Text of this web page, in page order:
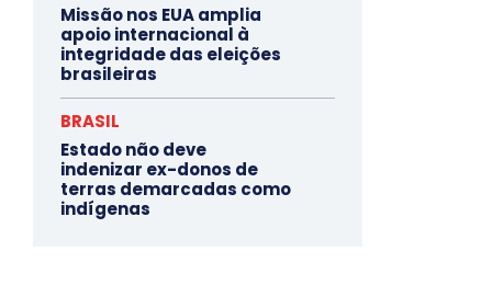
Missão nos EUA amplia
apoio internacional à
integridade das eleições
brasileiras
BRASIL
Estado não deve
indenizar ex-donos de
terras demarcadas como
indígenas